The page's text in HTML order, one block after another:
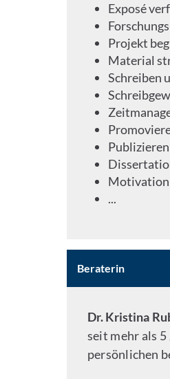
Exposé
Projekt
Material
Schreiben
Motivation
...
Beraterin
Dr. Kristina
seit mehr als
persönlichen